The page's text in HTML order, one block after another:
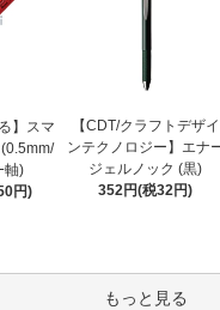
】スマ
軸)
円)
【CDT/クラフトデザイ
ンテクノロジー】エナ
ジェルノック (黒)
352円(税32円)
もっと見る